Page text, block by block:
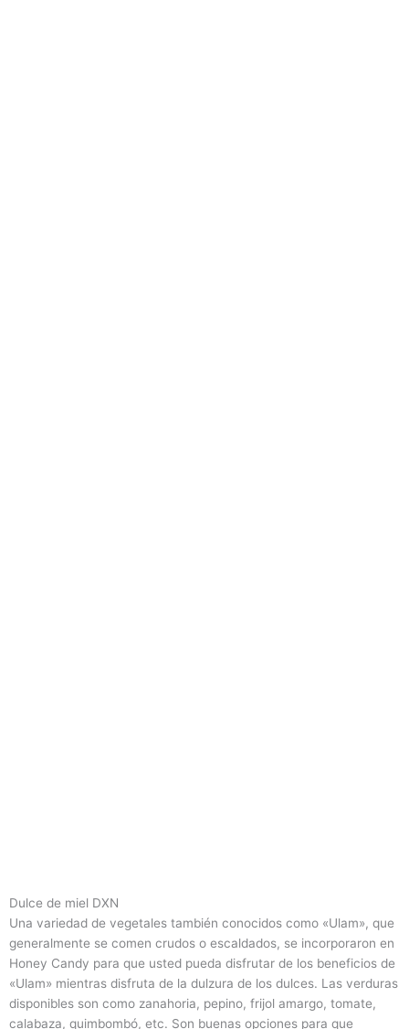
Dulce de miel DXN
Una variedad de vegetales también conocidos como «Ulam», que
generalmente se comen crudos o escaldados, se incorporaron en
Honey Candy para que usted pueda disfrutar de los beneficios de
«Ulam» mientras disfruta de la dulzura de los dulces. Las verduras
disponibles son como zanahoria, pepino, frijol amargo, tomate,
calabaza, quimbombó, etc. Son buenas opciones para que